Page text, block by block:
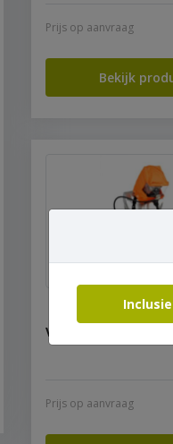
Prijs op aanvraag
Bekijk
Vluchttoestel
Prijs op aanvraag